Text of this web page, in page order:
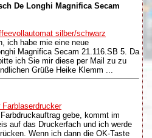
De Longhi Magnifica Secam
silber/schwarz
ich habe mie eine neue
Magnifica Secam 21.116.SB 5. Da
ich Sie mir diese per Mail zu zu
Grüße Heike Klemm ...
gebe, kommt im
auf das Druckerfach und ich werde
Wenn ich dann die OK-Taste